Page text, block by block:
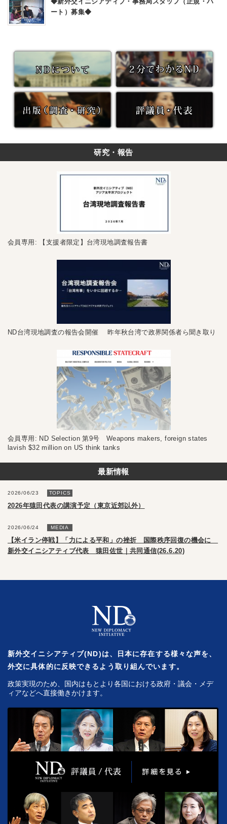
for?」
実
い
ート）募集◆
研究・報告
会員専用: 【支援者限定】台湾現地調査報告書
ND台湾現地調査の報告会開催 昨年秋台湾で政界関係者ら聞き取り
会員専用: ND Selection 第9号 Weapons makers, foreign states
lavish $32 million on US think tanks
最新情報
2026/06/23 TOPICS
2026年猿田代表の講演予定（東京近郊以外）
2026/06/24 MEDIA
【米イラン停戦】「力による平和」の挫折 国際秩序回復の機会に
新外交イニシアティブ代表 猿田佐世｜共同通信(26.6.20)
新外交イニシアティブ(ND)は、日本に存在する様々な声を、
外交に具体的に反映できるよう取り組んでいます。
政策実現のため、国内はもとより各国における政府・議会・メデ
ィアなどへ直接働きかけます。